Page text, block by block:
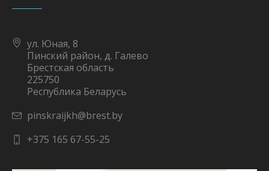
ул. Юная, 8
Пинский район, д. Галево
Брестская область
225750
Республика Беларусь
pinskraijkh@brest.by
+375 165 67-55-25